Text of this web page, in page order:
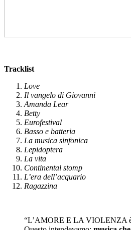
Tracklist
Love
Il vangelo di Giovanni
Amanda Lear
Betty
Eurofestival
Basso e batteria
La musica sinfonica
Lepidoptera
La vita
Continental stomp
L’era dell’acquario
Ragazzina
“L’AMORE E LA VIOLENZA è